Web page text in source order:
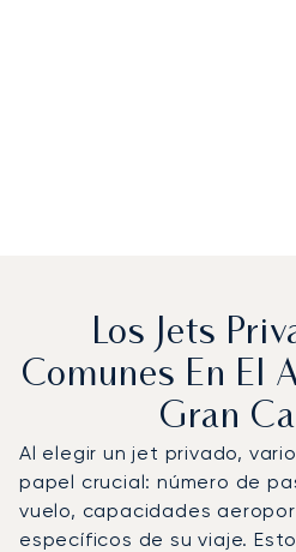
Los Jets
Comunes En El
Gran
Al elegir un jet privado,
papel crucial: número de
vuelo, capacidades
específicos de su viaje.